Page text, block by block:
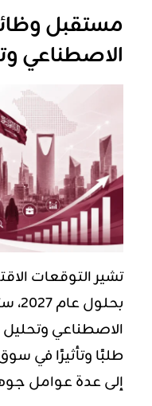
مستقبل
الاصطناعي
تشير التوقعات
الاصطناعي وتحليل
طلبًا وتأثيرًا في
إلى عدة عوامل